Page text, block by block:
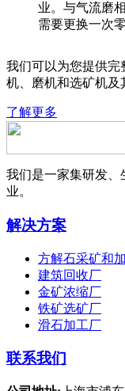
业。与气流磨
需要更换一次
我们可以为您提供完
机、磨机和选矿机及
了解更多
我们是一家集研发、
业。
解决方案
方解石采矿和
建筑回收厂
金矿浓缩厂
铁矿选矿厂
滑石加工厂
联系我们